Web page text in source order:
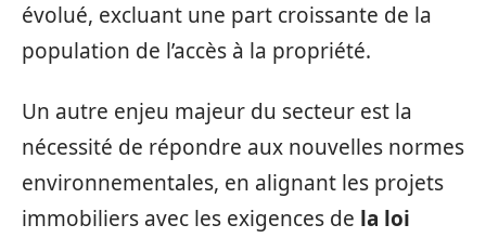
évolué, excluant une part croissante de la
population de l’accès à la propriété.
Un autre enjeu majeur du secteur est la
nécessité de répondre aux nouvelles normes
environnementales, en alignant les projets
immobiliers avec les exigences de la loi